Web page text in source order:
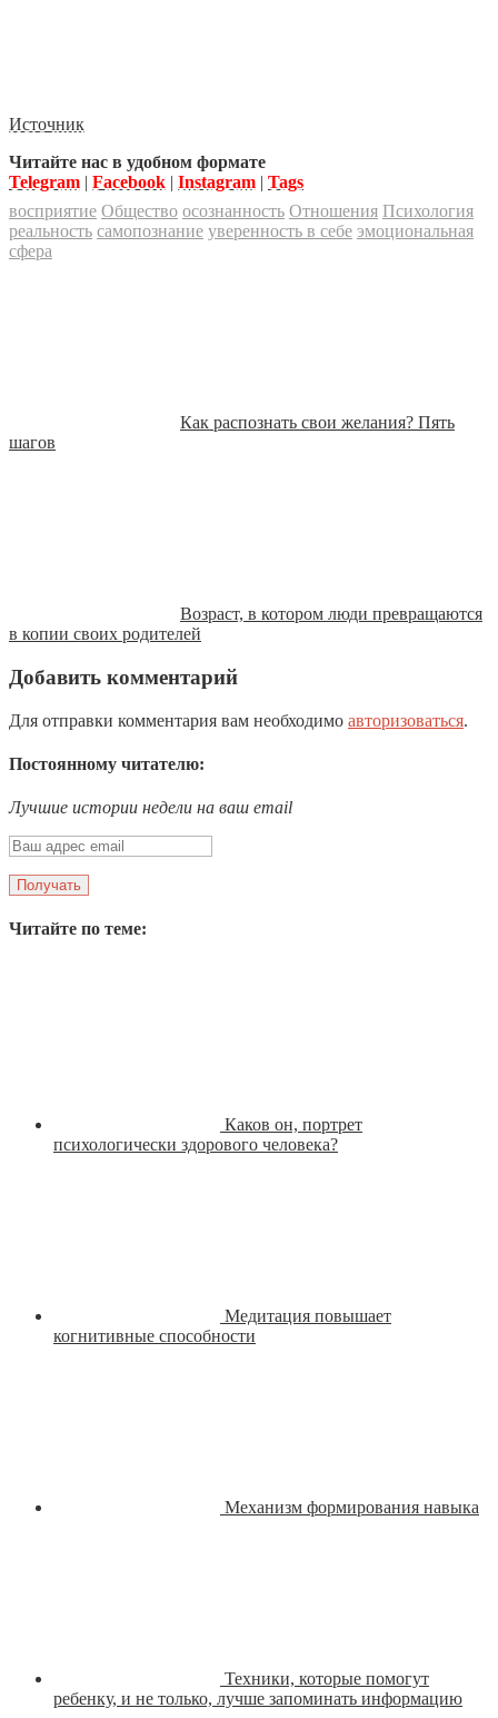
Источник
Читайте нас в удобном формате
Telegram | Facebook | Instagram | Tags
восприятие Общество осознанность Отношения Психология
реальность самопознание уверенность в себе эмоциональная
сфера
Как распознать свои желания? Пять
шагов
Возраст, в котором люди превращаются
в копии своих родителей
Добавить комментарий
Для отправки комментария вам необходимо авторизоваться.
Постоянному читателю:
Лучшие истории недели на ваш email
Читайте по теме:
Каков он, портрет
психологически здорового человека?
Медитация повышает
когнитивные способности
Механизм формирования навыка
Техники, которые помогут
ребенку, и не только, лучше запоминать информацию